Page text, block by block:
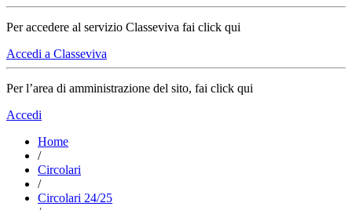
Per accedere al servizio Classeviva fai click qui
Accedi a Classeviva
Per l’area di amministrazione del sito, fai click qui
Accedi
Home
/
Circolari
/
Circolari 24/25